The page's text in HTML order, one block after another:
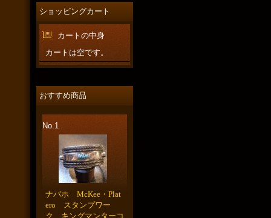
ショッピングカート
カートの中身
カートは空です。
おすすめ商品
No.1
ナバホ McKee・Plat
ero スタンプワー
ク キングマンターコ